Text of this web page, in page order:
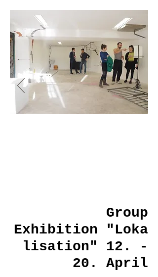
Group
Exhibition "Loka
lisation" 12. -
20. April